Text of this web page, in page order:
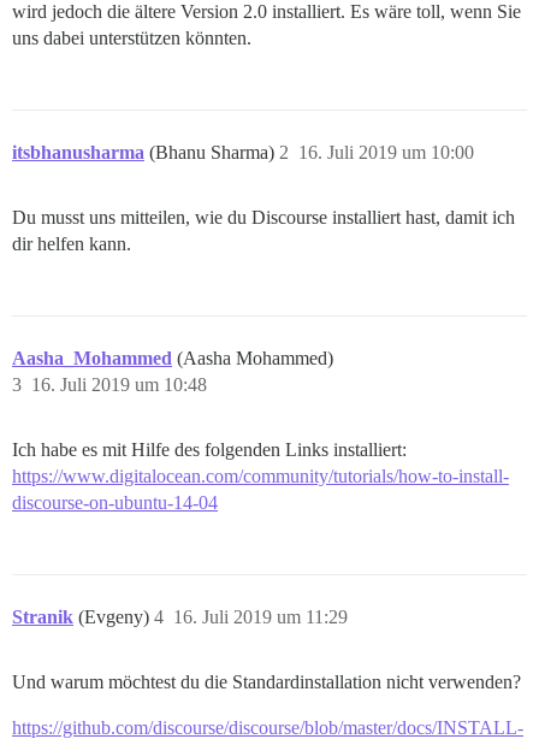
wird jedoch die ältere Version 2.0 installiert. Es wäre toll, wenn Sie
uns dabei unterstützen könnten.
itsbhanusharma (Bhanu Sharma) 16. Juli 2019 um 10:00
2
Du musst uns mitteilen, wie du Discourse installiert hast, damit ich
dir helfen kann.
Aasha_Mohammed (Aasha Mohammed)
16. Juli 2019 um 10:48
3
Ich habe es mit Hilfe des folgenden Links installiert:
https://www.digitalocean.com/community/tutorials/how-to-install-
discourse-on-ubuntu-14-04
Stranik (Evgeny) 16. Juli 2019 um 11:29
4
Und warum möchtest du die Standardinstallation nicht verwenden?
https://github.com/discourse/discourse/blob/master/docs/INSTALL-